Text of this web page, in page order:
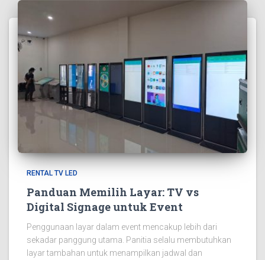
RENTAL TV LED
Panduan Memilih Layar: TV vs
Digital Signage untuk Event
Penggunaan layar dalam event mencakup lebih dari
sekadar panggung utama. Panitia selalu membutuhkan
layar tambahan untuk menampilkan jadwal dan